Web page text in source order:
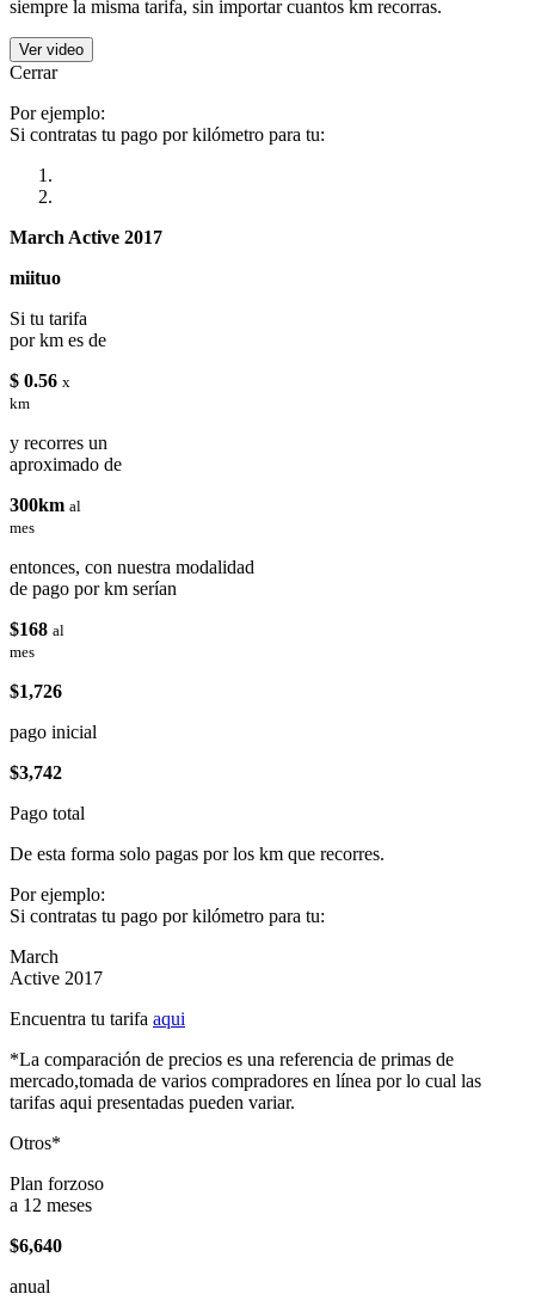
siempre la misma tarifa, sin importar cuantos km recorras.
Ver video
Cerrar
Por ejemplo:
Si contratas tu pago por kilómetro para tu:
March Active 2017
miituo
Si tu tarifa
por km es de
$ 0.56 x
km
y recorres un
aproximado de
300km al
mes
entonces, con nuestra modalidad
de pago por km serían
$168 al
mes
$1,726
pago inicial
$3,742
Pago total
De esta forma solo pagas por los km que recorres.
Por ejemplo:
Si contratas tu pago por kilómetro para tu:
March
Active 2017
Encuentra tu tarifa aqui
*La comparación de precios es una referencia de primas de
mercado,tomada de varios compradores en línea por lo cual las
tarifas aqui presentadas pueden variar.
Otros*
Plan forzoso
a 12 meses
$6,640
anual